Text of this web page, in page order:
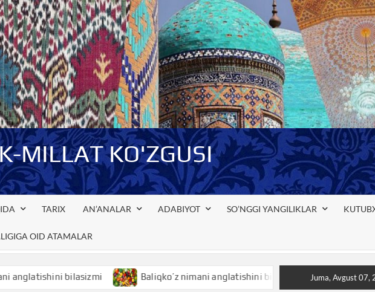
MILLAT KO'ZGUSI
TARIX AN’ANALAR ADABIYOT SO’NGGI YANGILIKLAR
OID ATAMALAR
bilasizmi Baliqko’z nimani anglatishini bilasizmi Baliq nimani
Juma, Avgust 07,